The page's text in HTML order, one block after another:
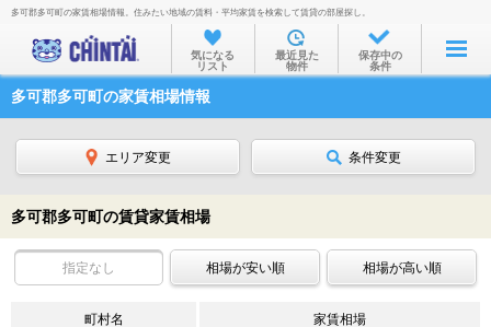
お部屋を探す
沿線・駅から
不動産会社から
多可郡多可町の家賃相場情報。住みたい地域の賃料・平均家賃を検索して賃貸の部屋探し。
気になる
リスト
最近見た
物件
保存中の
条件
多可郡多可町の家賃相場情報
エリア変更 条件変更
多可郡多可町の賃貸家賃相場
指定なし 相場が安い順 相場が高い順
町村名 家賃相場